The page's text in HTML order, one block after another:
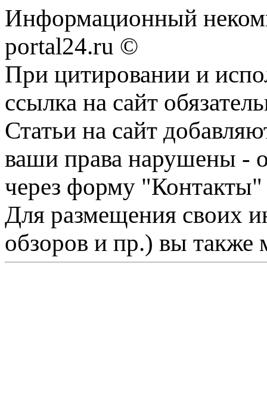
Информационный
portal24.ru ©
При цитировании и
ссылка на сайт
Статьи на сайт
ваши права нарушены -
через форму "Контакты"
Для размещения своих
обзоров и пр.) вы также